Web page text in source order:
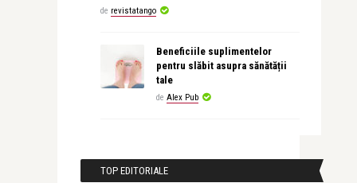
de revistatango
Beneficiile suplimentelor
pentru slăbit asupra sănătății
tale
de Alex Pub
TOP EDITORIALE